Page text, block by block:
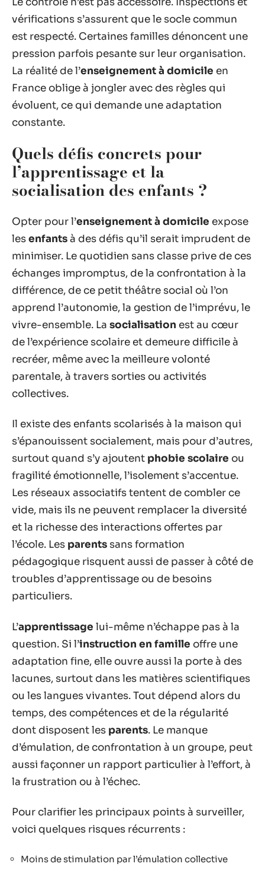
vérifications s’assurent que le socle commun
est respecté. Certaines familles dénoncent une
pression parfois pesante sur leur organisation.
La réalité de l’enseignement à domicile en
France oblige à jongler avec des règles qui
évoluent, ce qui demande une adaptation
constante.
Quels défis concrets pour
l’apprentissage et la
socialisation des enfants ?
Opter pour l’enseignement à domicile expose
lesenfantsà des défis qu’il serait imprudent de
minimiser. Le quotidien sans classe prive de ces
échanges impromptus, de la confrontation à la
différence, de ce petit théâtre social où l’on
apprend l’autonomie, la gestion de l’imprévu, le
vivre-ensemble. La socialisation est au cœur
de l’expérience scolaire et demeure difficile à
recréer, même avec la meilleure volonté
parentale, à travers sorties ou activités
collectives.
Il existe des enfants scolarisés à la maison qui
s’épanouissent socialement, mais pour d’autres,
surtout quand s’y ajoutent phobie scolaire ou
fragilité émotionnelle, l’isolement s’accentue.
Les réseaux associatifs tentent de combler ce
vide, mais ils ne peuvent remplacer la diversité
et la richesse des interactions offertes par
l’école. Les parents sans formation
pédagogique risquent aussi de passer à côté de
troubles d’apprentissage ou de besoins
particuliers.
L’apprentissage lui-même n’échappe pas à la
question. Si l’instruction en famille offre une
adaptation fine, elle ouvre aussi la porte à des
lacunes, surtout dans les matières scientifiques
ou les langues vivantes. Tout dépend alors du
temps, des compétences et de la régularité
dont disposent les parents. Le manque
d’émulation, de confrontation à un groupe, peut
aussi façonner un rapport particulier à l’effort, à
la frustration ou à l’échec.
Pour clarifier les principaux points à surveiller,
voici quelques risques récurrents :
Moins de stimulation par l’émulation collective